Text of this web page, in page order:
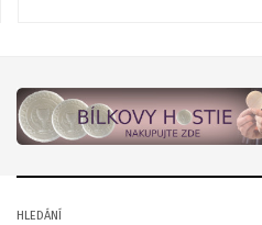
HLEDÁNÍ